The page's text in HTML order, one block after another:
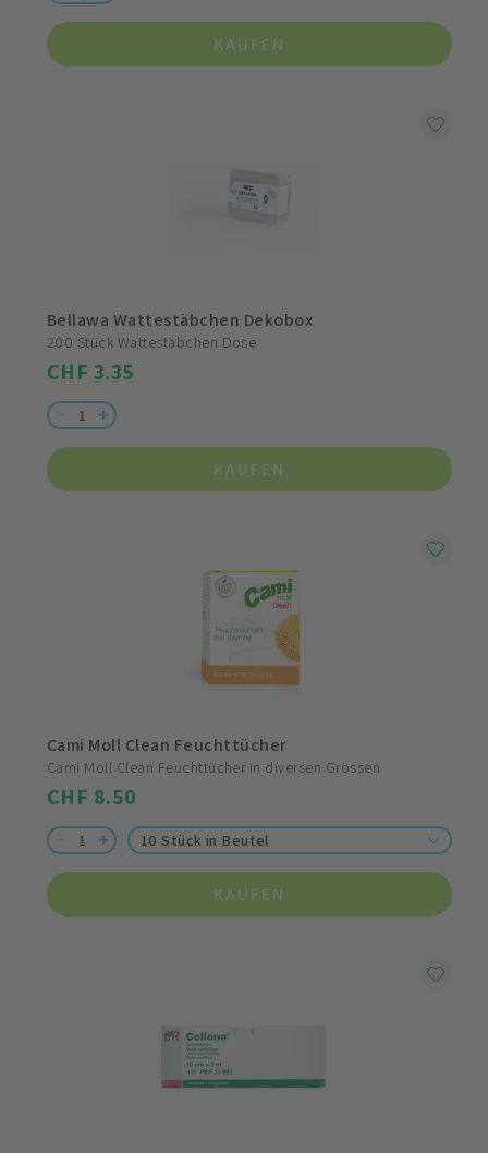
KAUFEN
Bellawa Wattestäbchen Dekobox
200 Stück Wattestäbchen Dose
CHF 3.35
KAUFEN
Cami Moll Clean Feuchttücher
Cami Moll Clean Feuchttücher in diversen Grössen
CHF 8.50
10 Stück in Beutel
KAUFEN